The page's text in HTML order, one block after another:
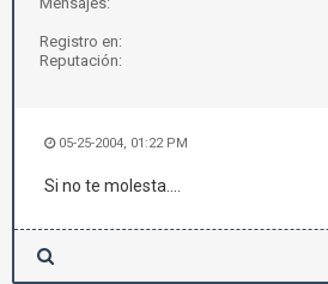
Registro en:
Reputación:
05-25-2004, 01:22 PM
Si no te molesta....